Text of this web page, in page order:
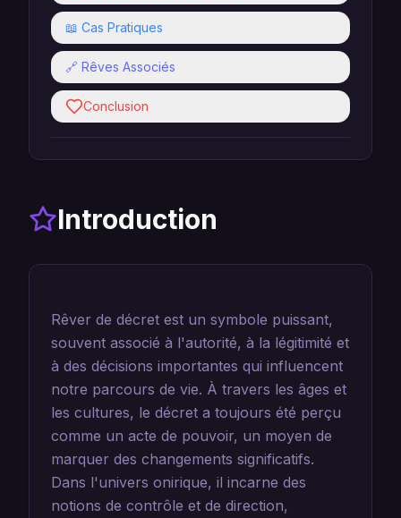
📖 Cas Pratiques
🔗 Rêves Associés
Conclusion
Introduction
Rêver de décret est un symbole puissant,
souvent associé à l'autorité, à la légitimité et
à des décisions importantes qui influencent
notre parcours de vie. À travers les âges et
les cultures, le décret a toujours été perçu
comme un acte de pouvoir, un moyen de
marquer des changements significatifs.
Dans l'univers onirique, il incarne des
notions de contrôle et de direction,